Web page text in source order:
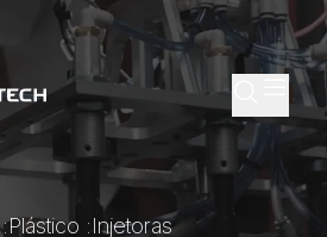
Plástico :Injetoras